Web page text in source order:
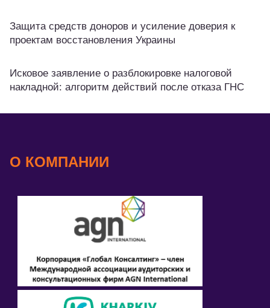
Защита средств доноров и усиление доверия к
проектам восстановления Украины
Исковое заявление о разблокировке налоговой
накладной: алгоритм действий после отказа ГНС
О КОМПАНИИ